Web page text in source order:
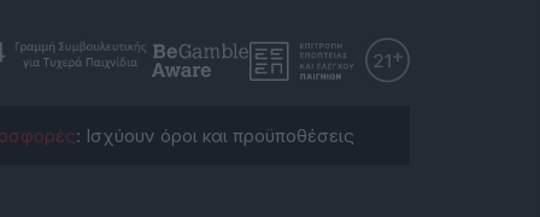
: Ισχύουν όροι και προϋποθέσεις